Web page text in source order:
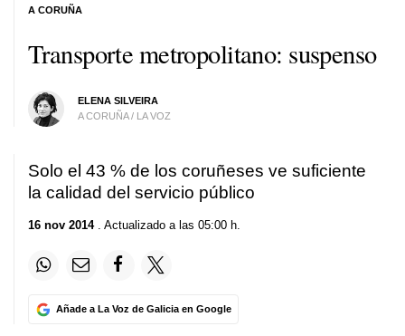
Transporte metropolitano: suspenso
ELENA SILVEIRA
A CORUÑA / LA VOZ
A CORUÑA
Solo el 43 % de los coruñeses ve suficiente
la calidad del servicio público
16 nov 2014. Actualizado a las 05:00 h.
Añade a La Voz de Galicia en Google